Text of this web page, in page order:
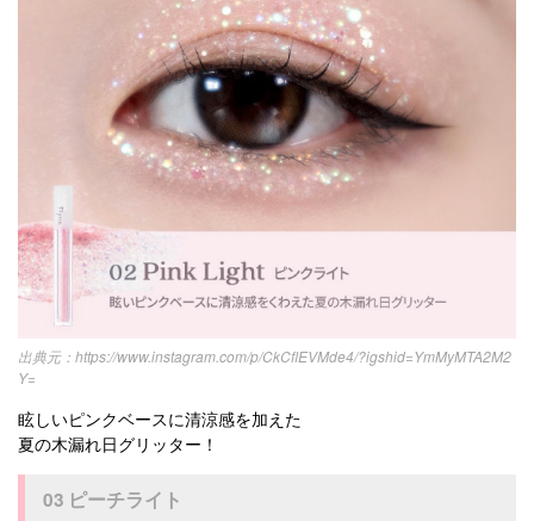
https://www.instagram.com/p/CkCflEVMde4/?igshid=YmMyMTA2M2
Y=
眩しいピンクベースに清涼感を加えた
夏の木漏れ日グリッター！
03 ピーチライト